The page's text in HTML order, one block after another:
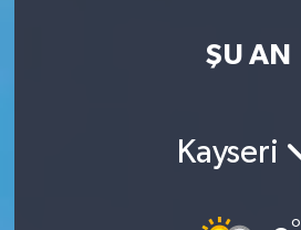
ŞU AN
Kayseri
Son Dakika Haberleri